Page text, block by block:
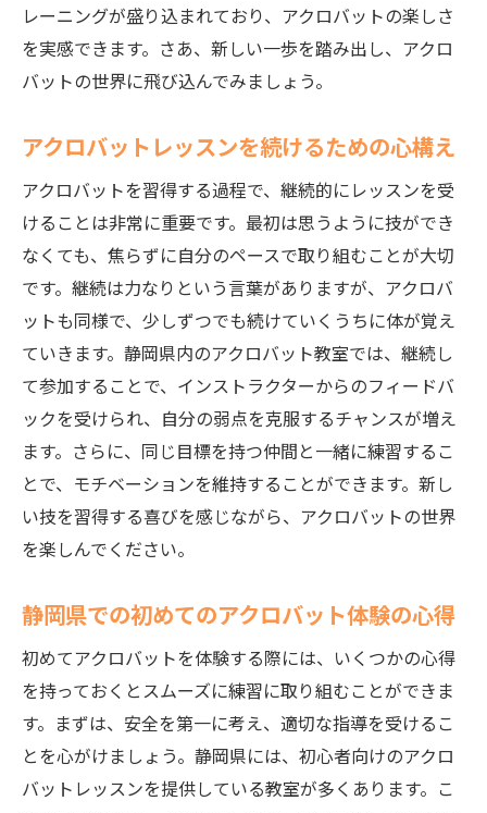
レーニングが盛り込まれており、アクロバットの楽しさ
を実感できます。さあ、新しい一歩を踏み出し、アクロ
バットの世界に飛び込んでみましょう。
アクロバットレッスンを続けるための心構え
アクロバットを習得する過程で、継続的にレッスンを受
けることは非常に重要です。最初は思うように技ができ
なくても、焦らずに自分のペースで取り組むことが大切
です。継続は力なりという言葉がありますが、アクロバ
ットも同様で、少しずつでも続けていくうちに体が覚え
ていきます。静岡県内のアクロバット教室では、継続し
て参加することで、インストラクターからのフィードバ
ックを受けられ、自分の弱点を克服するチャンスが増え
ます。さらに、同じ目標を持つ仲間と一緒に練習するこ
とで、モチベーションを維持することができます。新し
い技を習得する喜びを感じながら、アクロバットの世界
を楽しんでください。
静岡県での初めてのアクロバット体験の心得
初めてアクロバットを体験する際には、いくつかの心得
を持っておくとスムーズに練習に取り組むことができま
す。まずは、安全を第一に考え、適切な指導を受けるこ
とを心がけましょう。静岡県には、初心者向けのアクロ
バットレッスンを提供している教室が多くあります。こ